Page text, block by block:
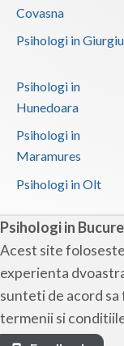
Psihologi in
Acest site
experienta
sunteti de acord
termenii si
Covasna
Psihologi in Giurgiu
Psihologi in
Hunedoara
Psihologi in
Maramures
Psihologi in Olt
Psihologi in Sibiu
Psihologi in Timis
Psihologi in Vaslui